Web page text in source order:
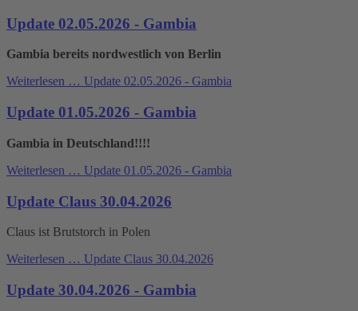
Update 02.05.2026 - Gambia
Gambia bereits nordwestlich von Berlin
Weiterlesen … Update 02.05.2026 - Gambia
Update 01.05.2026 - Gambia
Gambia in Deutschland!!!!
Weiterlesen … Update 01.05.2026 - Gambia
Update Claus 30.04.2026
Claus ist Brutstorch in Polen
Weiterlesen … Update Claus 30.04.2026
Update 30.04.2026 - Gambia